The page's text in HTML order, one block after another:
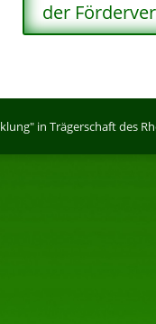
der
in Trägerschaft des